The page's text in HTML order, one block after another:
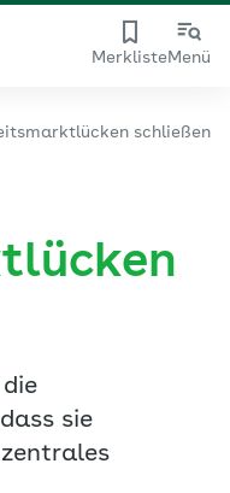
MerklisteMenü
schließen
sie